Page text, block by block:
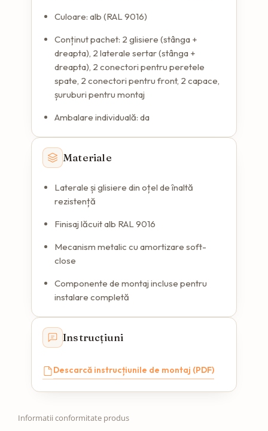
Culoare: alb (RAL 9016)
Conținut pachet: 2 glisiere (stânga +
dreapta), 2 laterale sertar (stânga +
dreapta), 2 conectori pentru peretele
spate, 2 conectori pentru front, 2 capace,
șuruburi pentru montaj
Ambalare individuală: da
Materiale
Laterale și glisiere din oțel de înaltă
rezistență
Finisaj lăcuit alb RAL 9016
Mecanism metalic cu amortizare soft-
close
Componente de montaj incluse pentru
instalare completă
Instrucțiuni
Descarcă instrucțiunile de montaj (PDF)
Informatii conformitate produs